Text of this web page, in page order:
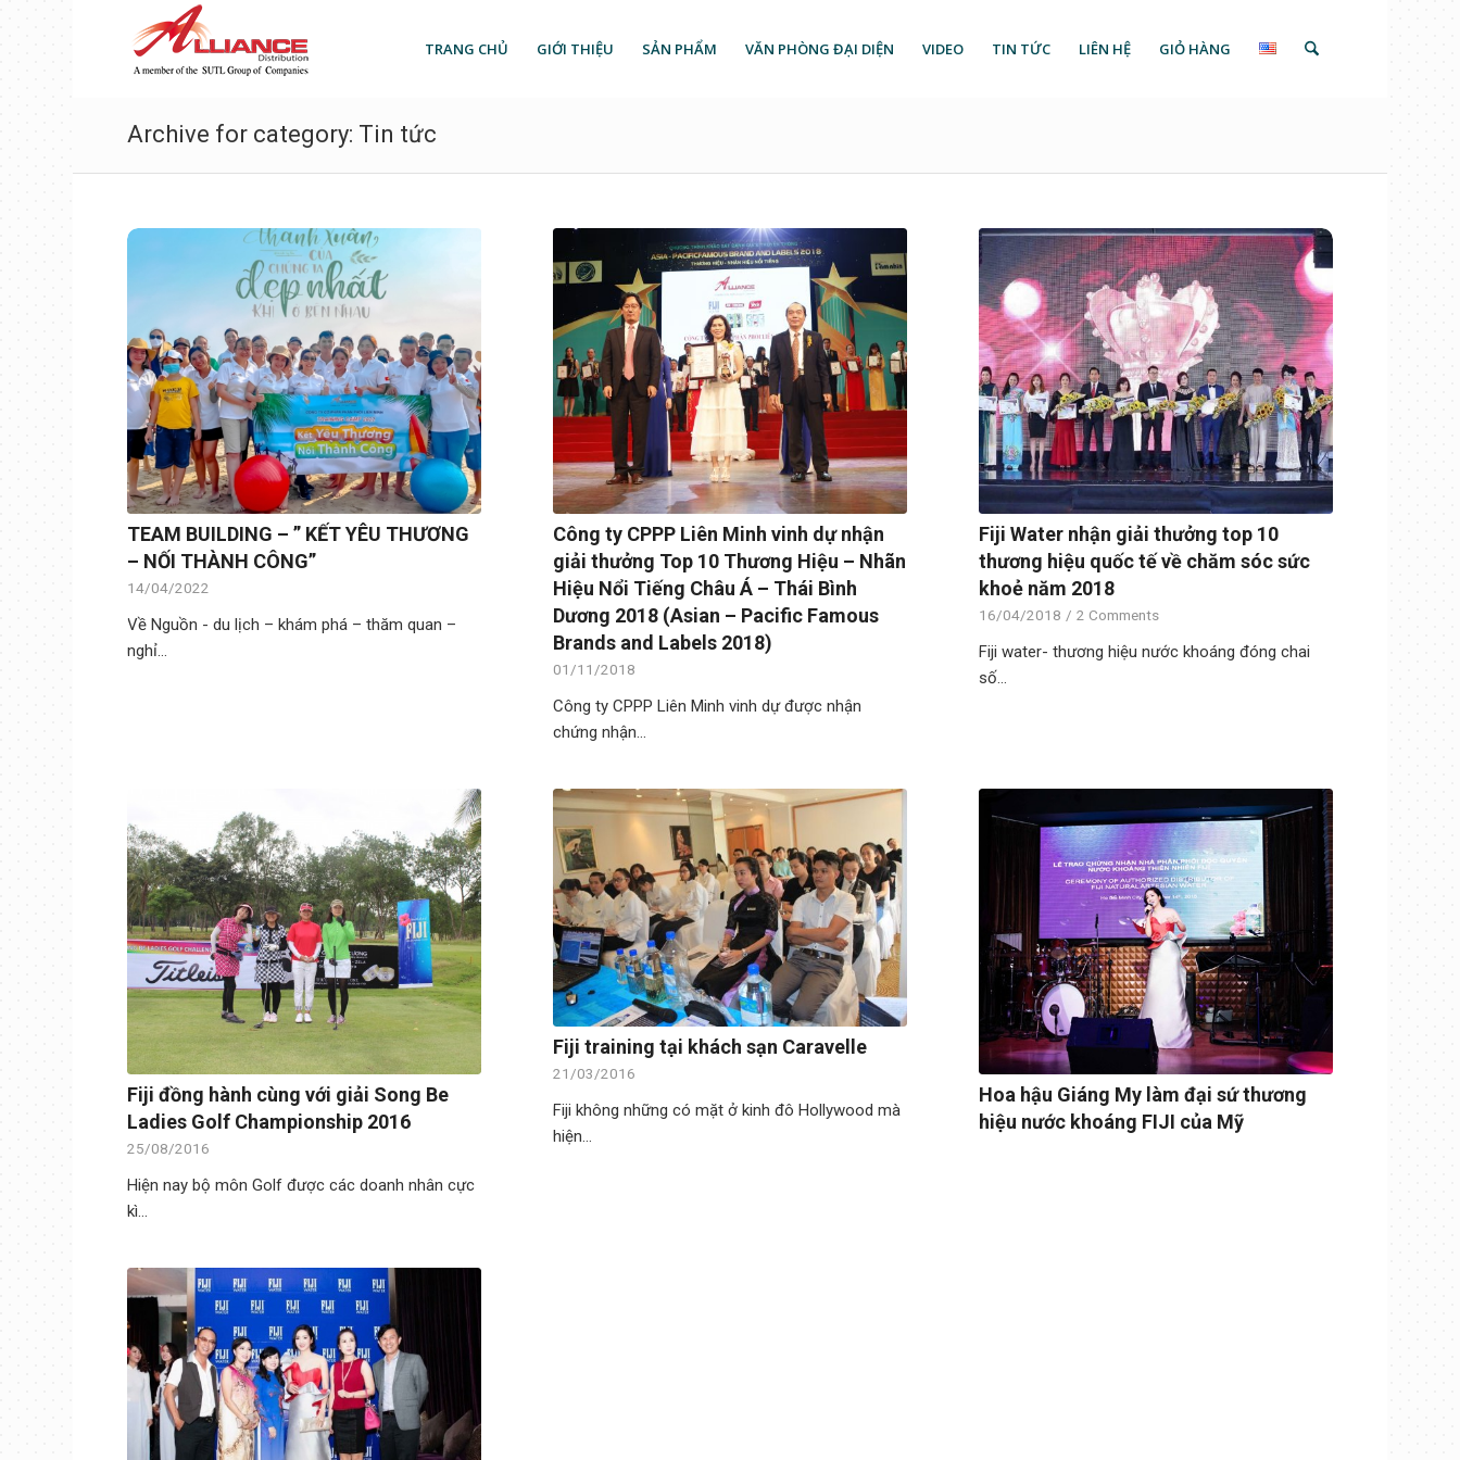
TRANG CHỦ GIỚI THIỆU SẢN PHẨM VĂN PHÒNG ĐẠI DIỆN VIDEO TIN TỨC LIÊN HỆ GIỎ HÀNG
Archive for category: Tin tức
TEAM BUILDING – ” KẾT YÊU THƯƠNG
– NỐI THÀNH CÔNG”
14/04/2022
Về Nguồn - du lịch – khám phá – thăm quan –
nghỉ…
Công ty CPPP Liên Minh vinh dự nhận
giải thưởng Top 10 Thương Hiệu – Nhãn
Hiệu Nổi Tiếng Châu Á – Thái Bình
Dương 2018 (Asian – Pacific Famous
Brands and Labels 2018)
01/11/2018
Công ty CPPP Liên Minh vinh dự được nhận
chứng nhận…
Fiji Water nhận giải thưởng top 10
thương hiệu quốc tế về chăm sóc sức
khoẻ năm 2018
16/04/2018 / 2 Comments
Fiji water- thương hiệu nước khoáng đóng chai
số…
Fiji đồng hành cùng với giải Song Be
Ladies Golf Championship 2016
25/08/2016
Hiện nay bộ môn Golf được các doanh nhân cực
kì…
Fiji training tại khách sạn Caravelle
21/03/2016
Fiji không những có mặt ở kinh đô Hollywood mà
hiện…
Hoa hậu Giáng My làm đại sứ thương
hiệu nước khoáng FIJI của Mỹ